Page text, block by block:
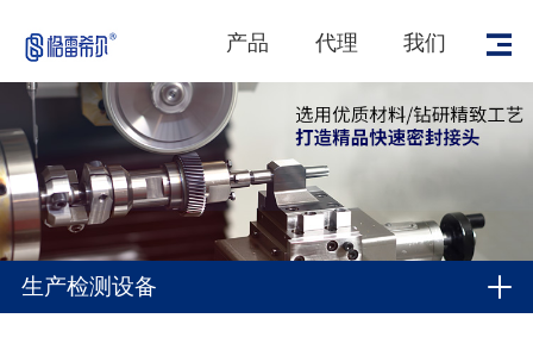
产品 代理 我们
生产检测设备